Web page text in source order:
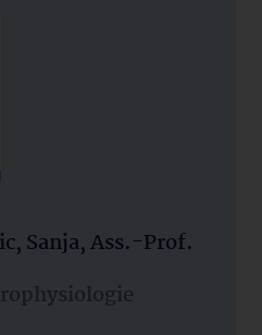
Sanja, Ass.-Prof.